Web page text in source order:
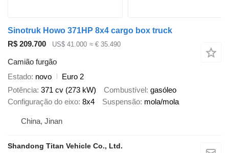
Sinotruk Howo 371HP 8x4 cargo box truck
R$ 209.700
US$ 41.000 ≈ € 35.490
Camião furgão
Estado novo
Euro 2
Potência 371 cv (273 kW) Combustível gasóleo
Configuração do eixo 8x4 Suspensão mola/mola
China, Jinan
Shandong Titan Vehicle Co., Ltd.